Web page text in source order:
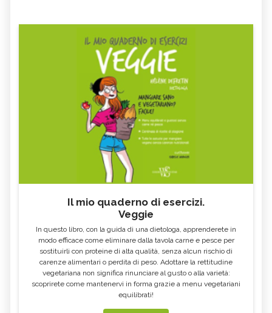
Il mio quaderno di esercizi.
Veggie
In questo libro, con la guida di una dietologa, apprenderete in
modo efficace come eliminare dalla tavola carne e pesce per
sostituirli con proteine di alta qualità, senza alcun rischio di
carenze alimentari o perdita di peso. Adottare la rettitudine
vegetariana non significa rinunciare al gusto o alla varietà:
scoprirete come mantenervi in forma grazie a menu vegetariani
equilibrati!